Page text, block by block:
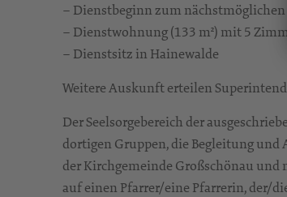
– Dienstbeginn zum nächstmöglichen
– Dienstwohnung (133 m²) mit 5
– Dienstsitz in Hainewalde
Weitere Auskunft erteilen
Der Seelsorgebereich der
dortigen Gruppen, die Begleitung
der Kirchgemeinde Großschönau
auf einen Pfarrer/eine Pfarrerin, der/